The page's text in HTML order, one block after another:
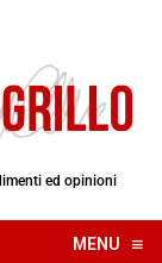
ed opinioni
MENU ≡
☰